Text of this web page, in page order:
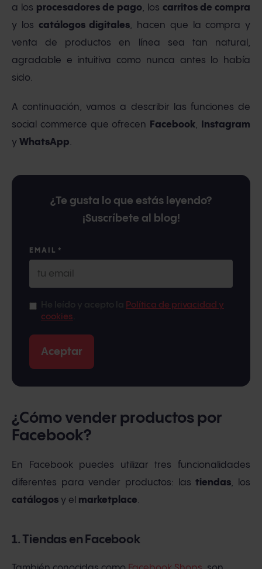
a los procesadores de pago, los carritos de compra
y los catálogos digitales, hacen que la compra y
venta de productos en línea sea tan natural,
agradable e intuitiva como nunca antes lo había
sido.
A continuación, vamos a describir las funciones de
social commerce que ofrecen
Facebook,
Instagram
y WhatsApp.
¿Te gusta lo que estás leyendo?
¡Suscríbete al blog!
EMAIL *
Política de privacidad y
cookies
¿Cómo vender productos por
Facebook?
En Facebook puedes utilizar tres funcionalidades
diferentes para vender productos: lastiendas, los
catálogos y el marketplace.
1. Tiendas en Facebook